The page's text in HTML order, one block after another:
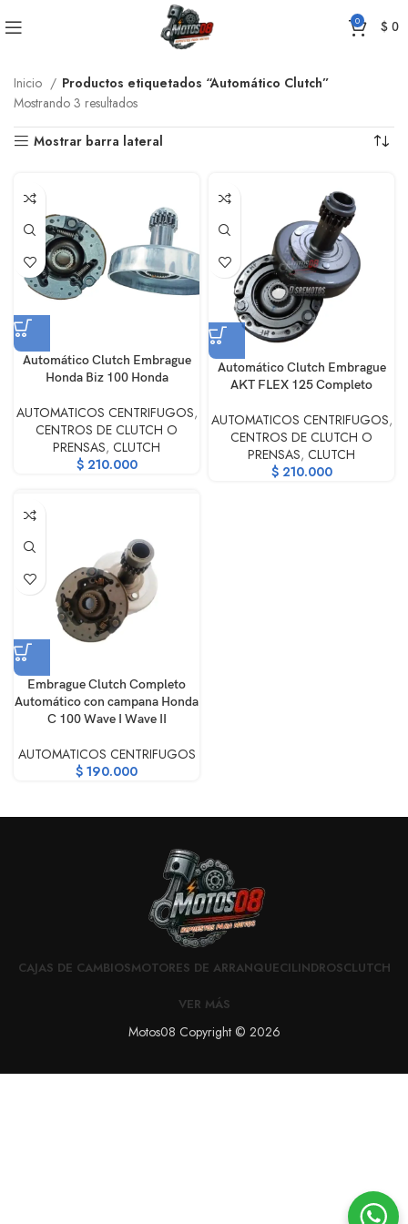
0 $0
Inicio
Productos etiquetados “Automático Clutch”
Mostrando 3 resultados
Mostrar barra lateral
Automático Clutch Embrague
Honda Biz 100 Honda
AUTOMATICOS CENTRIFUGOS,
CENTROS DE CLUTCH O
PRENSAS, CLUTCH
$210.000
Automático Clutch Embrague
AKT FLEX 125 Completo
AUTOMATICOS CENTRIFUGOS,
CENTROS DE CLUTCH O
PRENSAS, CLUTCH
$210.000
Embrague Clutch Completo
Automático con campana Honda
C 100 Wave I Wave II
AUTOMATICOS CENTRIFUGOS
$ 190.000
CAJAS DE CAMBIOSMOTORES DE ARRANQUECILINDROSCLUTCH
VER MÁS
Motos08 Copyright © 2026